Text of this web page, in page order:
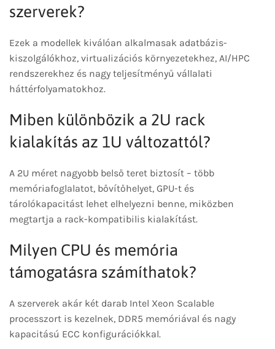
szerverek?
Ezek a modellek kiválóan alkalmasak adatbázis-
kiszolgálókhoz, virtualizációs környezetekhez, AI/HPC
rendszerekhez és nagy teljesítményű vállalati
háttérfolyamatokhoz.
Miben különbözik a 2U rack
kialakítás az 1U változattól?
A 2U méret nagyobb belső teret biztosít – több
memóriafoglalatot, bővítőhelyet, GPU-t és
tárolókapacitást lehet elhelyezni benne, miközben
megtartja a rack-kompatibilis kialakítást.
Milyen CPU és memória
támogatásra számíthatok?
A szerverek akár két darab Intel Xeon Scalable
processzort is kezelnek, DDR5 memóriával és nagy
kapacitású ECC konfigurációkkal.